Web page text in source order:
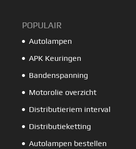
POPULAIR
Autolampen
APK Keuringen
Bandenspanning
Motorolie overzicht
Distributieriem interval
Distributieketting
Autolampen bestellen